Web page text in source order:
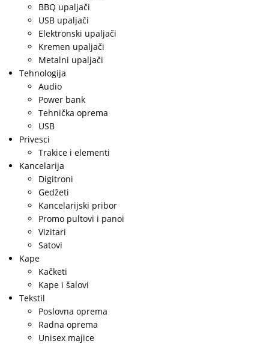
BBQ upaljači
USB upaljači
Elektronski upaljači
Kremen upaljači
Metalni upaljači
Tehnologija
Audio
Power bank
Tehnička oprema
USB
Privesci
Trakice i elementi
Kancelarija
Digitroni
Gedžeti
Kancelarijski pribor
Promo pultovi i panoi
Vizitari
Satovi
Kape
Kačketi
Kape i šalovi
Tekstil
Poslovna oprema
Radna oprema
Unisex majice